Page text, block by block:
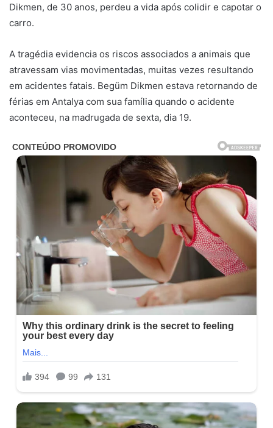
Dikmen, de 30 anos, perdeu a vida após colidir e capotar o
carro.
A tragédia evidencia os riscos associados a animais que
atravessam vias movimentadas, muitas vezes resultando
em acidentes fatais. Begüm Dikmen estava retornando de
férias em Antalya com sua família quando o acidente
aconteceu, na madrugada de sexta, dia 19.